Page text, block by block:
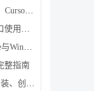
位对比总结
年)
整解决方案
整指南
与管理